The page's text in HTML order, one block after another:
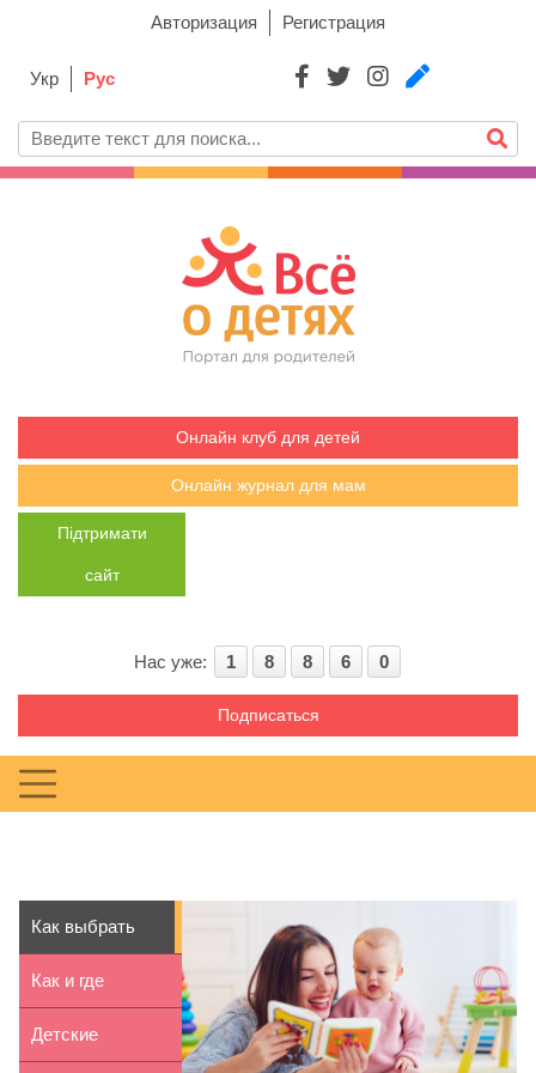
Авторизация Регистрация
Укр Рус
Онлайн клуб для детей
Онлайн журнал для мам
Підтримати
сайт
Нас уже: 1 8 8 6 0
Подписаться
Как выбрать
книги для
ребенка о...
Как и где
школьнику
Детские